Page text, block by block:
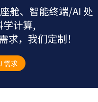
舱、智能终端/AI 处
学计算,
求，我们定制！
需求